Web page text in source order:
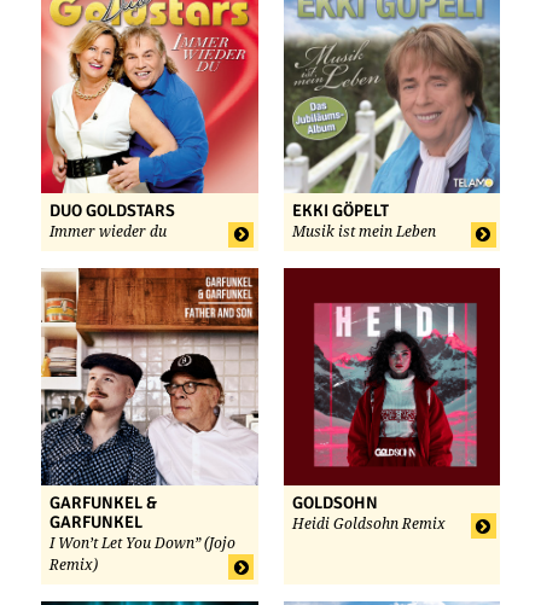
DUO GOLDSTARS
Immer wieder du
EKKI GÖPELT
Musik ist mein Leben
GARFUNKEL &
GARFUNKEL
I Won’t Let You Down” (Jojo
Remix)
GOLDSOHN
Heidi Goldsohn Remix